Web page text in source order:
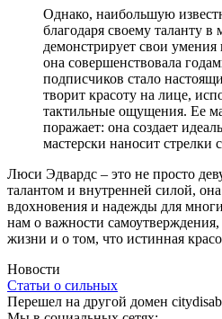
Однако, наибольшую
благодаря своему таланту
демонстрирует свои
она совершенствовала
подписчиков стало
творит красоту на лице,
тактильные ощущения. Ее
поражает: она создает
мастерски наносит стрелки
Люси Эдвардс – это не просто
талантом и внутренней силой,
вдохновения и надежды для
нам о важности самоутверждения,
жизни и о том, что истинная
Новости
Статьи о сильных
Перешел на другой домен